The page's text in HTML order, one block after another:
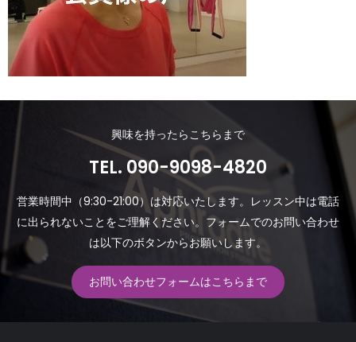
興味を持ったらこちらまで
TEL. 090-9098-4820
営業時間中（9:30-21:00）は対応いたします。レッスン中は電話
に出られないことをご理解ください。フォームでのお問い合わせ
は以下のボタンからお願いします。
お問い合わせフォームはこちらまで